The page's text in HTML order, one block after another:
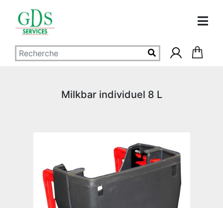
Milkbar individuel 8 L